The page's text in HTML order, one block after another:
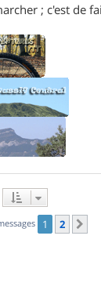
; c'est de
1 2